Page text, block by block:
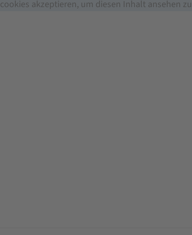
cookies akzeptieren, um diesen Inhalt ansehen